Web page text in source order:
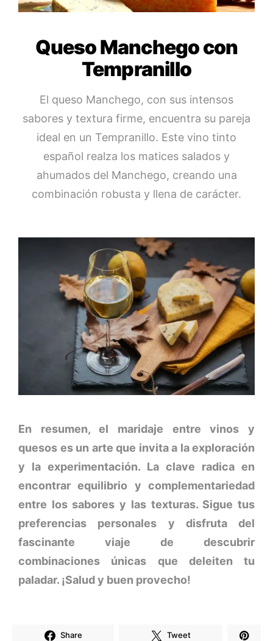
Queso Manchego con
Tempranillo
El queso Manchego, con sus intensos
sabores y textura firme, encuentra su pareja
ideal en un Tempranillo. Este vino tinto
español realza los matices salados y
ahumados del Manchego, creando una
combinación robusta y llena de carácter.
En resumen, el maridaje entre vinos y
quesos es un arte que invita a la exploración
y la experimentación. La clave radica en
encontrar equilibrio y complementariedad
entre los sabores y las texturas. Sigue tus
preferencias personales y disfruta del
fascinante viaje de descubrir
combinaciones únicas que deleiten tu
paladar. ¡Salud y buen provecho!
Share Tweet